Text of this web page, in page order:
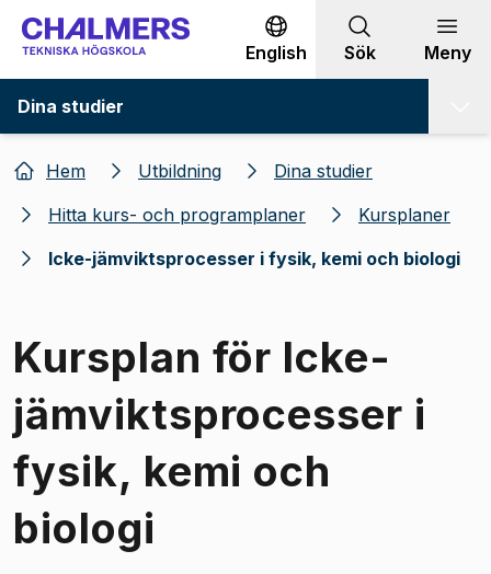
Gå till innehållet
English Sök Meny
Dina studier
Hem Utbildning
Dina studier
Hitta kurs- och programplaner
Kursplaner
Icke-jämviktsprocesser i fysik, kemi och biologi
Kursplan för Icke-
jämviktsprocesser i
fysik, kemi och
biologi